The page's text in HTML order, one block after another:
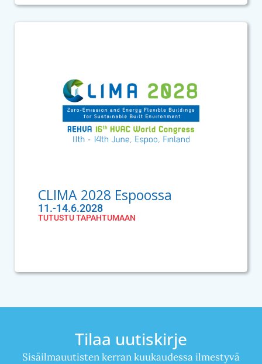
CLIMA 2028 Espoossa
11.-14.6.2028
TUTUSTU TAPAHTUMAAN
Tilaa uutiskirje
Sisäilmauutisten kerran kuukaudessa ilmestyvä